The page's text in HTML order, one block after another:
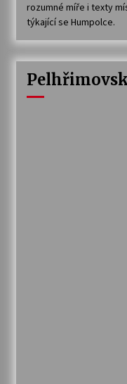
rozumné míře i texty
týkající se Humpolce.